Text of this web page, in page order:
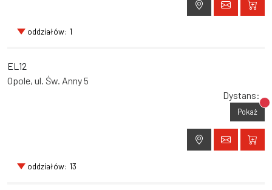
oddziałów: 1
EL12
Opole, ul. Św. Anny 5
Dystans:
Pokaż
oddziałów: 13